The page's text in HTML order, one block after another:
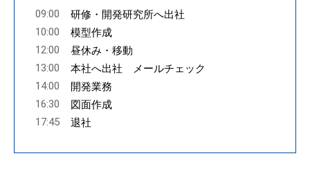
09:00
研修・開発研究所へ出社
10:00
模型作成
12:00
昼休み・移動
13:00
本社へ出社 メールチェック
14:00
開発業務
16:30
図面作成
17:45
退社